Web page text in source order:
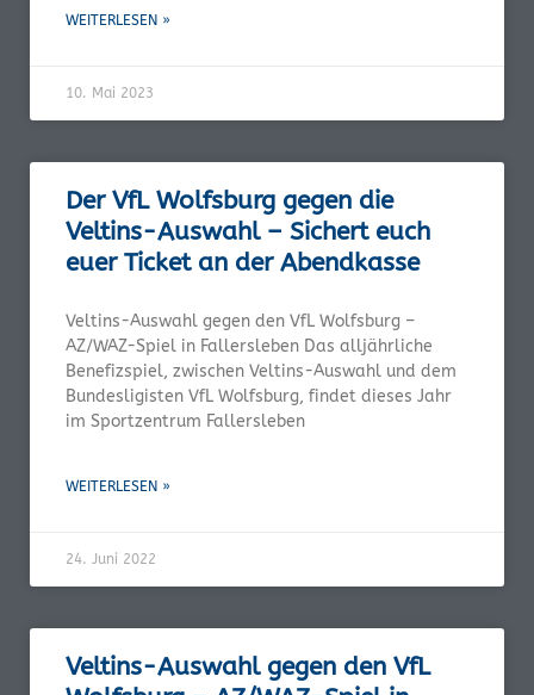
WEITERLESEN »
10. Mai 2023
Der VfL Wolfsburg gegen die
Veltins-Auswahl – Sichert euch
euer Ticket an der Abendkasse
Veltins-Auswahl gegen den VfL Wolfsburg –
AZ/WAZ-Spiel in Fallersleben Das alljährliche
Benefizspiel, zwischen Veltins-Auswahl und dem
Bundesligisten VfL Wolfsburg, findet dieses Jahr
im Sportzentrum Fallersleben
WEITERLESEN »
24. Juni 2022
Veltins-Auswahl gegen den VfL